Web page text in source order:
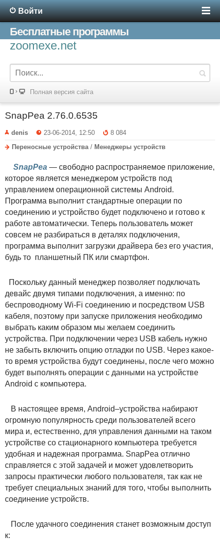
Войти
Бесплатные программы
zoomexe.net
Полная версия сайта
SnapPea 2.76.0.6535
denis 23-06-2014, 12:50
8 084
Переносные устройства / Менеджеры устройств
SnapPea — свободно распространяемое приложение,
которое является менеджером устройств под
управлением операционной системы Android.
Программа выполнит стандартные операции по
соединению и устройство будет подключено и готово к
работе автоматически. Теперь пользователь может
совсем не разбираться в деталях подключения,
программа выполнит загрузки драйвера без его участия,
будь то планшетный ПК или смартфон.
Поскольку данный менеджер позволяет подключать
девайс двумя типами подключения, а именно: по
беспроводному Wi-Fi соединению и посредством USB
кабеля, поэтому при запуске приложения необходимо
выбрать каким образом мы желаем соединить
устройства. При подключении через USB кабель нужно
не забыть включить опцию отладки по USB. Через какое-
то время устройства будут соединены, после чего можно
будет выполнять операции с данными на устройстве
Android с компьютера.
В настоящее время, Android–устройства набирают
огромную популярность среди пользователей всего
мира и, естественно, для управления данными на таком
устройстве со стационарного компьютера требуется
удобная и надежная программа. SnapPea отлично
справляется с этой задачей и может удовлетворить
запросы практически любого пользователя, так как не
требует специальных знаний для того, чтобы выполнить
соединение устройств.
После удачного соединения станет возможным доступ
к: